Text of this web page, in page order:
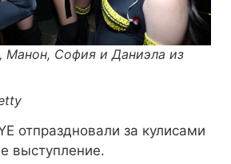
Манон, София и Даниэла из
отпраздновали за кулисами
выступление.